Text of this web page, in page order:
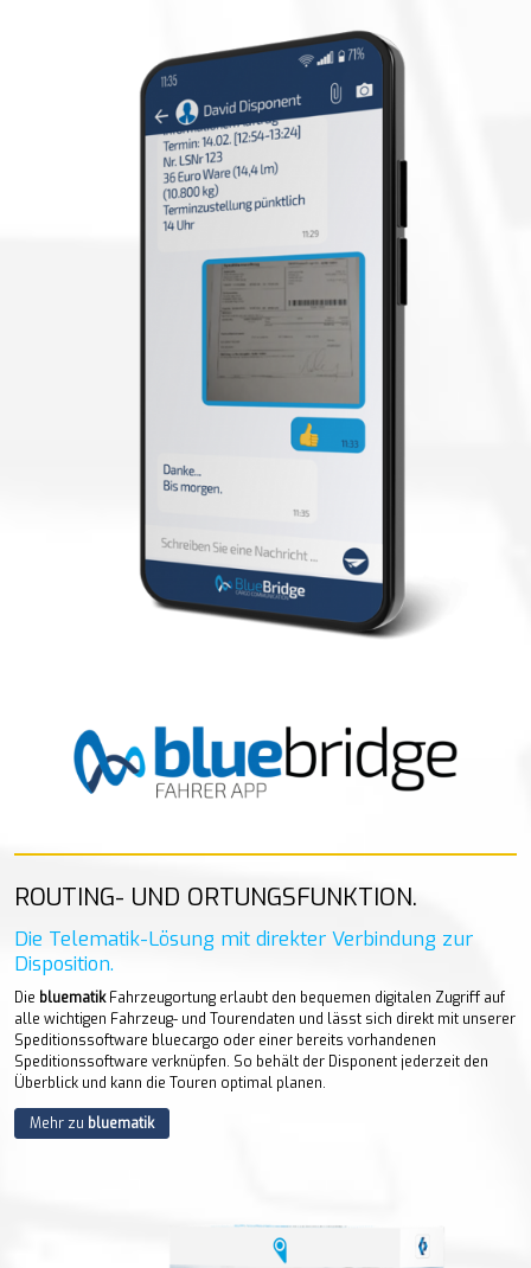
ROUTING- UND ORTUNGSFUNKTION.
Die Telematik-Lösung mit direkter Verbindung zur
Disposition.
Die bluematikFahrzeugortung erlaubt den bequemen digitalen Zugriff auf
alle wichtigen Fahrzeug- und Tourendaten und lässt sich direkt mit unserer
Speditionssoftware bluecargo oder einer bereits vorhandenen
Speditionssoftware verknüpfen. So behält der Disponent jederzeit den
Überblick und kann die Touren optimal planen.
Mehr zu bluematik